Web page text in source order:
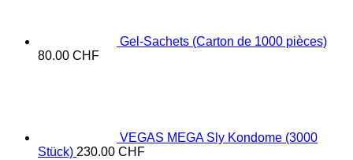
Gel-Sachets (Carton de 1000 pièces)
80.00 CHF
VEGAS MEGA Sly Kondome (3000
Stück) 230.00 CHF